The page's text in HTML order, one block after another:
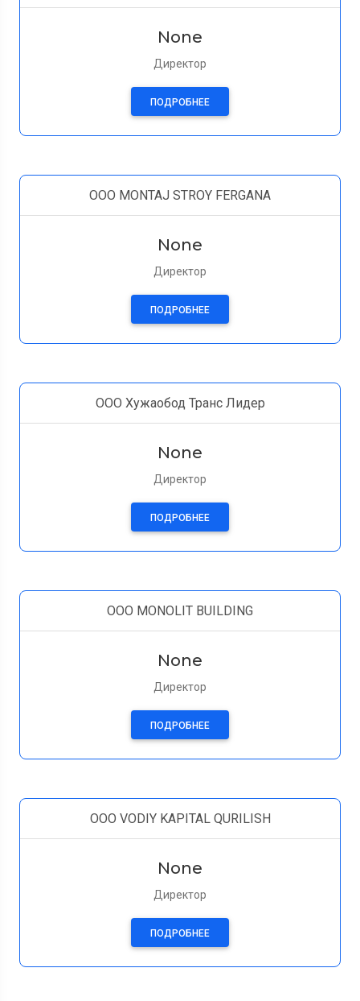
None
Директор
ПОДРОБНЕЕ
OOO MONTAJ STROY FERGANA
None
Директор
ПОДРОБНЕЕ
ООО Хужаобод Транс Лидер
None
Директор
ПОДРОБНЕЕ
OOO MONOLIT BUILDING
None
Директор
ПОДРОБНЕЕ
OOO VODIY KAPITAL QURILISH
None
Директор
ПОДРОБНЕЕ